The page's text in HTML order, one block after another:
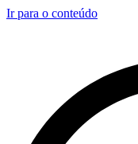
Ir para o conteúdo